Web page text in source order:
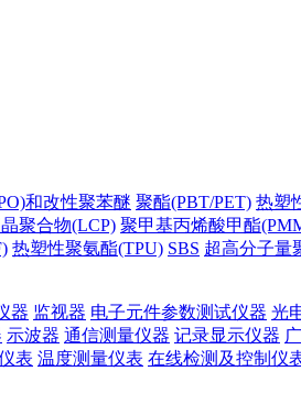
和改性聚苯醚 聚酯(PBT/PET) 热塑
聚合物(LCP) 聚甲基丙烯酸甲酯
热塑性聚氨酯(TPU) SBS 超高分子量
器 监视器 电子元件参数测试仪器 光
示波器 通信测量仪器 记录显示仪器
表 温度测量仪表 在线检测及控制仪